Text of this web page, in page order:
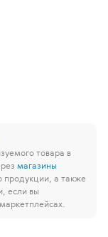
товара в
магазины
продукции, а также
если вы